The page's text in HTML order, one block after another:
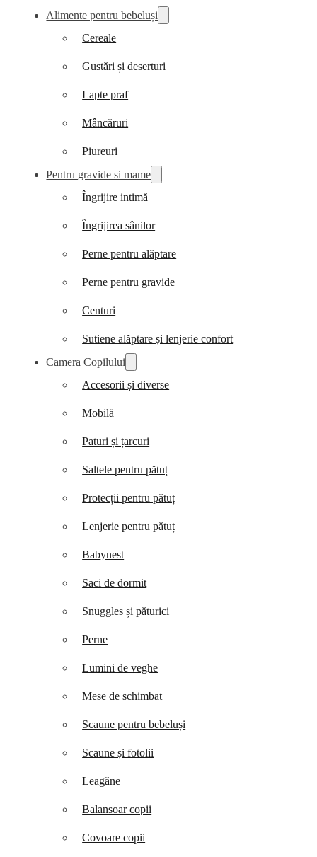
Alimente pentru bebeluși
Cereale
Gustări și deserturi
Lapte praf
Mâncăruri
Piureuri
Pentru gravide si mame
Îngrijire intimă
Îngrijirea sânilor
Perne pentru alăptare
Perne pentru gravide
Centuri
Sutiene alăptare și lenjerie confort
Camera Copilului
Accesorii și diverse
Mobilă
Paturi și țarcuri
Saltele pentru pătuț
Protecții pentru pătuț
Lenjerie pentru pătuț
Babynest
Saci de dormit
Snuggles și păturici
Perne
Lumini de veghe
Mese de schimbat
Scaune pentru bebeluși
Scaune și fotolii
Leagăne
Balansoar copii
Covoare copii